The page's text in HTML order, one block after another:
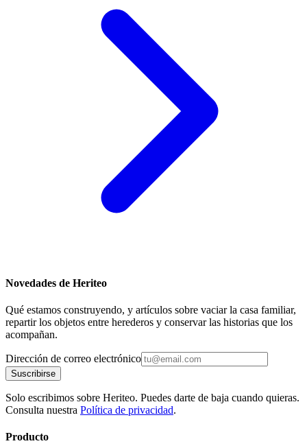
Novedades de Heriteo
Qué estamos construyendo, y artículos sobre vaciar la casa familiar,
repartir los objetos entre herederos y conservar las historias que los
acompañan.
Dirección de correo electrónico
Suscribirse
Solo escribimos sobre Heriteo. Puedes darte de baja cuando quieras.
Consulta nuestra Política de privacidad.
Producto